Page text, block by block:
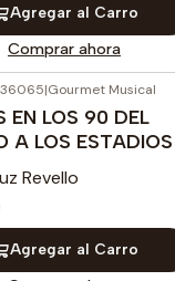
Agregar al Carro
Comprar ahora
|Gourmet Musical
EN LOS 90 DEL
A LOS ESTADIOS
Revello
Agregar al Carro